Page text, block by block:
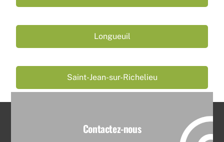
Longueuil
Saint-Jean-sur-Richelieu
Contactez-nous